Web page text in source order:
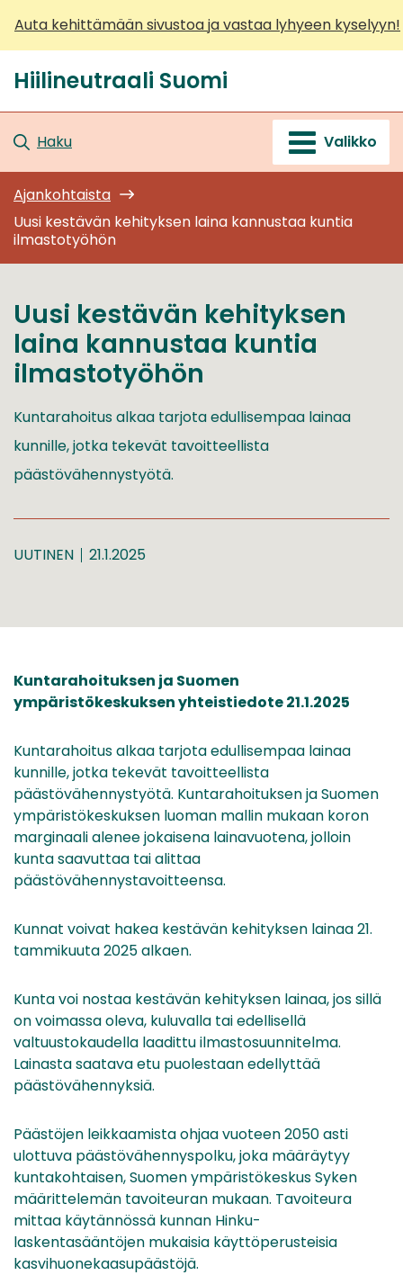
sisältöön
Auta kehittämään sivustoa ja vastaa lyhyeen kyselyyn!
Etusivu
Hiilineutraali Suomi
Haku Valikko
Ajankohtaista
Uusi kestävän kehityksen laina kannustaa kuntia
ilmastotyöhön
Uusi kestävän kehityksen
laina kannustaa kuntia
ilmastotyöhön
Kuntarahoitus alkaa tarjota edullisempaa lainaa
kunnille, jotka tekevät tavoitteellista
päästövähennystyötä.
UUTINEN 21.1.2025
Kuntarahoituksen ja Suomen
ympäristökeskuksen yhteistiedote 21.1.2025
Kuntarahoitus alkaa tarjota edullisempaa lainaa
kunnille, jotka tekevät tavoitteellista
päästövähennystyötä. Kuntarahoituksen ja Suomen
ympäristökeskuksen luoman mallin mukaan koron
marginaali alenee jokaisena lainavuotena, jolloin
kunta saavuttaa tai alittaa
päästövähennystavoitteensa.
Kunnat voivat hakea kestävän kehityksen lainaa 21.
tammikuuta 2025 alkaen.
Kunta voi nostaa kestävän kehityksen lainaa, jos sillä
on voimassa oleva, kuluvalla tai edellisellä
valtuustokaudella laadittu ilmastosuunnitelma.
Lainasta saatava etu puolestaan edellyttää
päästövähennyksiä.
Päästöjen leikkaamista ohjaa vuoteen 2050 asti
ulottuva päästövähennyspolku, joka määräytyy
kuntakohtaisen, Suomen ympäristökeskus Syken
määrittelemän tavoiteuran mukaan. Tavoiteura
mittaa käytännössä kunnan Hinku-
laskentasääntöjen mukaisia käyttöperusteisia
kasvihuonekaasupäästöjä.